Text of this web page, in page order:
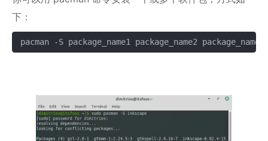
下：
pacman -S package_name1 package_name2 package_name3
复制